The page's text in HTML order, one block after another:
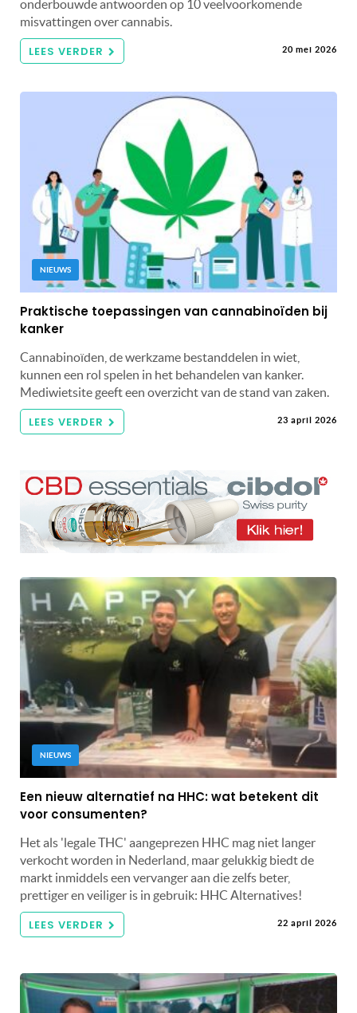
onderbouwde antwoorden op 10 veelvoorkomende
misvattingen over cannabis.
LEES VERDER 20 mei 2026
NIEUWS
Praktische toepassingen van cannabinoïden bij
kanker
Cannabinoïden, de werkzame bestanddelen in wiet,
kunnen een rol spelen in het behandelen van kanker.
Mediwietsite geeft een overzicht van de stand van zaken.
LEES VERDER 23 april 2026
NIEUWS
Een nieuw alternatief na HHC: wat betekent dit
voor consumenten?
Het als 'legale THC' aangeprezen HHC mag niet langer
verkocht worden in Nederland, maar gelukkig biedt de
markt inmiddels een vervanger aan die zelfs beter,
prettiger en veiliger is in gebruik: HHC Alternatives!
LEES VERDER 22 april 2026